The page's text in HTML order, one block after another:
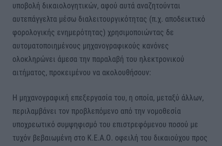
υποβολή δικαιολογητικών, αφού αυτά αναζητούνται
αυτεπάγγελτα μέσω διαλειτουργικότητας (π.χ. αποδεικτικό
φορολογικής ενημερότητας) χρησιμοποιώντας δε
αυτοματοποιημένους μηχανογραφικούς κανόνες
ολοκληρώνει άμεσα την παραλαβή του ηλεκτρονικού
αιτήματος, προκειμένου να ακολουθήσουν:
Η μηχανογραφική επεξεργασία του, η οποία, μεταξύ άλλων,
περιλαμβάνει τον προβλεπόμενο από την νομοθεσία
υποχρεωτικό συμψηφισμό του επιστρεφόμενου ποσού με
τυχόν βεβαιωμένη στο Κ.Ε.Α.Ο. οφειλή του δικαιούχου προς